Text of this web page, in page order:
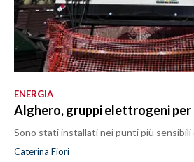
ENERGIA
Alghero, gruppi elettrogeni
Sono stati installati nei punti più sensibili
Caterina Fiori